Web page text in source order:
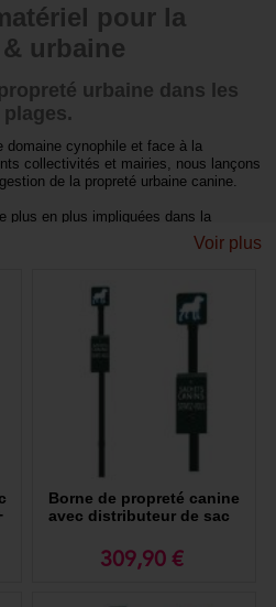
pour la
urbaine
urbaine dans les
domaine cynophile et face à la
collectivités et mairies, nous lançons
de la propreté urbaine canine.
plus en plus impliquées dans la
canines. Nous proposons pour cela
des poubelles dédiées à la
pour que les chiens puissent y faire
à ce que l’hygiène
respectée.
pour l’élimination et le
ainsi qu’une gamme de
publics.
pour l’hygiène et la désinfection
Voir plus
Borne de propreté canine
avec distributeur de sac
309,90 €